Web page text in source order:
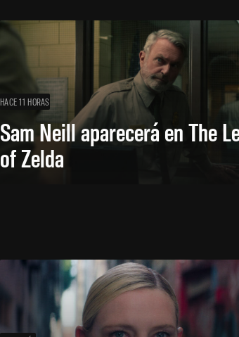
HACE 11 HORAS
Sam Neill aparecerá en The
of Zelda